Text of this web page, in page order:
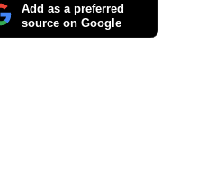
Add as a preferred
source on Google